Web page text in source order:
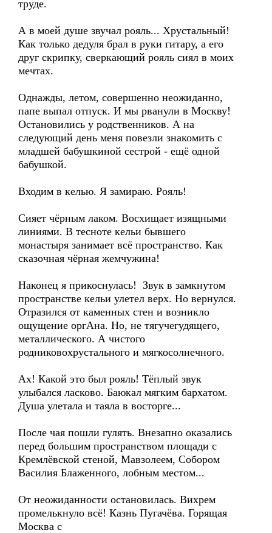
труде.
А в моей душе звучал рояль... Хрустальный!
Как только дедуля брал в руки гитару, а его
друг скрипку, сверкающий рояль сиял в моих
мечтах.
Однажды, летом, совершенно неожиданно,
папе выпал отпуск. И мы рванули в Москву!
Остановились у родственников. А на
следующий день меня повезли знакомить с
младшей бабушкиной сестрой - ещё одной
бабушкой.
Входим в келью. Я замираю. Рояль!
Сияет чёрным лаком. Восхищает изящными
линиями. В тесноте кельи бывшего
монастыря занимает всё пространство. Как
сказочная чёрная жемчужина!
Наконец я прикоснулась! Звук в замкнутом
пространстве кельи улетел верх. Но вернулся.
Отразился от каменных стен и возникло
ощущение оргАна. Но, не тягучегудящего,
металлического. А чистого
родниковохрустального и мягкосолнечного.
Ах! Какой это был рояль! Тёплый звук
улыбался ласково. Баюкал мягким бархатом.
Душа улетала и таяла в восторге...
После чая пошли гулять. Внезапно оказались
перед большим пространством площади с
Кремлёвской стеной, Мавзолеем, Собором
Василия Блаженного, лобным местом...
От неожиданности остановилась. Вихрем
промелькнуло всё! Казнь Пугачёва. Горящая
Москва с